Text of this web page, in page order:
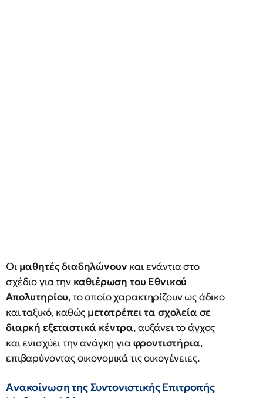
Οι μαθητές διαδηλώνουν και ενάντια στο
σχέδιο για την καθιέρωση του Εθνικού
Απολυτηρίου, το οποίο χαρακτηρίζουν ως άδικο
και ταξικό, καθώς μετατρέπει τα σχολεία σε
διαρκή εξεταστικά κέντρα, αυξάνει το άγχος
και ενισχύει την ανάγκη γιαφροντιστήρια,
επιβαρύνοντας οικονομικά τις οικογένειες.
Ανακοίνωση της Συντονιστικής Επιτροπής